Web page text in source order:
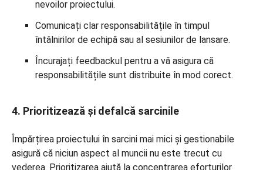
nevoilor proiectului.
Comunicați clar responsabilitățile în timpul
întâlnirilor de echipă sau al sesiunilor de lansare.
Încurajați feedbackul pentru a vă asigura că
responsabilitățile sunt distribuite în mod corect.
4. Prioritizează și defalcă sarcinile
Împărțirea proiectului în sarcini mai mici și gestionabile
asigură că niciun aspect al muncii nu este trecut cu
vederea. Prioritizarea ajută la concentrarea eforturilor